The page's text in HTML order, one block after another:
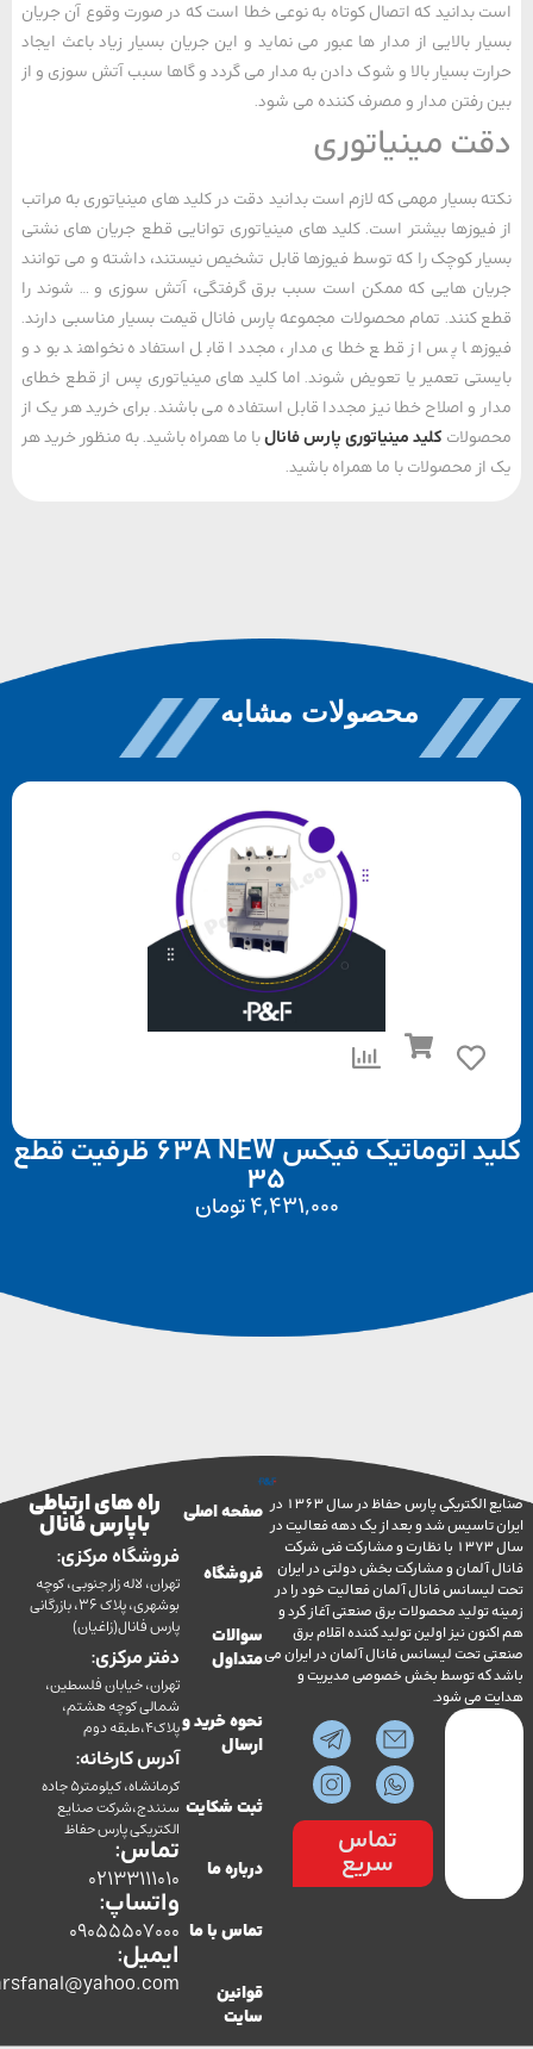
که اتصال کوتاه به نوعی خطا است که در صورت وقوع آن جریان
بالایی از مدار ها عبور می نماید و این جریان بسیار زیاد باعث ایجاد
بسیار بالا و شوک دادن به مدار می گردد و گاها سبب آتش سوزی و از
رفتن مدار و مصرف کننده می شود.
مینیاتوری
بسیار مهمی که لازم است بدانید دقت در کلید های مینیاتوری به مراتب
بیشتر است. کلید های مینیاتوری توانایی قطع جریان‌ های نشتی
کوچک را که توسط فیوزها قابل تشخیص نیستند، داشته و می ‌توانند
هایی که ممکن است سبب برق گرفتگی، آتش سوزی و … شوند را
کنند. تمام محصولات مجموعه پارس فانال قیمت بسیار مناسبی دارند.
پس از قطع خطای مدار، مجددا قابل استفاده نخواهند بود و
تعمیر یا تعویض شوند. اما کلید های مینیاتوری پس از قطع خطای
و اصلاح خطا نیز مجددا قابل استفاده می ‌باشند. برای خرید هر یک از
کلید مینیاتوری پارس فانالبا ما همراه باشید. به منظور خرید هر
محصولات با ما همراه باشید.
محصولات مشابه
کلید اتوماتیک فیکس 63A NEW ظرفیت قطع
4,431,000تومان
صنایع الکتریکی پارس حفاظ در سال 1363 در
شد و بعد از یک دهه فعالیت در
سال 1373 با نظارت و مشارکت فنی شرکت
و مشارکت بخش دولتی در ایران
فانال آلمان فعالیت خود را در
محصولات برق صنعتی آغاز کرد و
نیز اولین تولید کننده اقلام برق
لیسانس فانال آلمان در ایران می
توسط بخش خصوصی مدیریت و
می شود.
تماس
سریع
صفحه اصلی
فروشگاه
سوالات
متداول
نحوه خرید و
ثبت شکایت
درباره ما
تماس با ما
قوانین
راه های ارتباطی
با پارس فانال
فروشگاه مرکزی:
تهران، لاله زار جنوبی، کوچه
بوشهری، پلاک 36، بازرگانی
پارس فانال(زاغیان)
دفتر مرکزی:
تهران، خیابان فلسطین،
شمالی کوچه هشتم،
پلاک4،طبقه دوم
آدرس کارخانه:
کرمانشاه، کیلومتر5 جاده
سنندج،شرکت صنایع
الکتریکی پارس حفاظ
تماس:
02133111010
واتساپ:
09055507000
ایمیل:
co.parsfanal@yahoo.com